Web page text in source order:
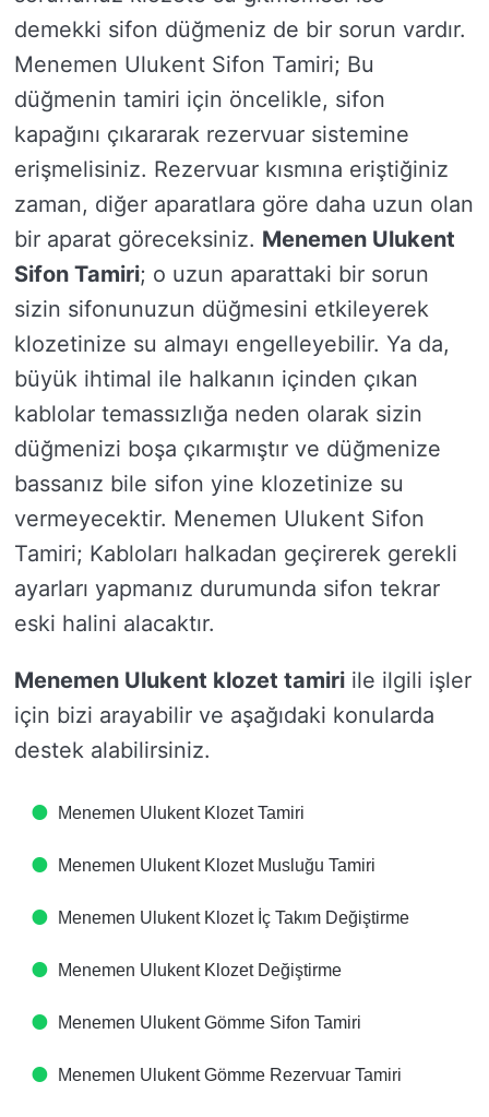
demekki sifon düğmeniz de bir sorun vardır.
Menemen Ulukent Sifon Tamiri; Bu
düğmenin tamiri için öncelikle, sifon
kapağını çıkararak rezervuar sistemine
erişmelisiniz. Rezervuar kısmına eriştiğiniz
zaman, diğer aparatlara göre daha uzun olan
bir aparat göreceksiniz. Menemen Ulukent
Sifon Tamiri; o uzun aparattaki bir sorun
sizin sifonunuzun düğmesini etkileyerek
klozetinize su almayı engelleyebilir. Ya da,
büyük ihtimal ile halkanın içinden çıkan
kablolar temassızlığa neden olarak sizin
düğmenizi boşa çıkarmıştır ve düğmenize
bassanız bile sifon yine klozetinize su
vermeyecektir. Menemen Ulukent Sifon
Tamiri; Kabloları halkadan geçirerek gerekli
ayarları yapmanız durumunda sifon tekrar
eski halini alacaktır.
Menemen Ulukent klozet tamiri ile ilgili işler
için bizi arayabilir ve aşağıdaki konularda
destek alabilirsiniz.
Menemen Ulukent Klozet Tamiri
Menemen Ulukent Klozet Musluğu Tamiri
Menemen Ulukent Klozet İç Takım Değiştirme
Menemen Ulukent Klozet Değiştirme
Menemen Ulukent Gömme Sifon Tamiri
Menemen Ulukent Gömme Rezervuar Tamiri